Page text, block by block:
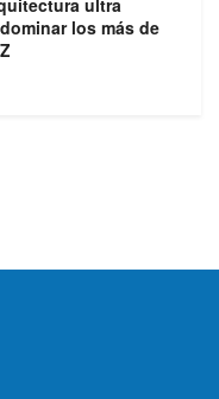
ultra
los más de